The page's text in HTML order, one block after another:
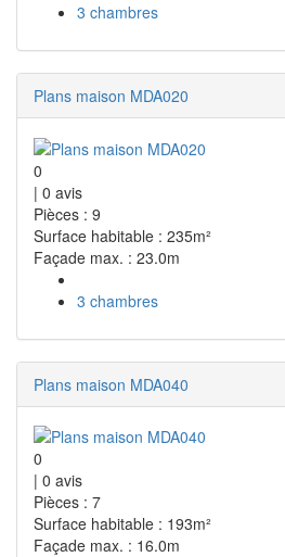
3 chambres
Plans maison MDA020
0
| 0 avis
Pièces : 9
Surface habitable : 235m²
Façade max. : 23.0m
3 chambres
Plans maison MDA040
0
| 0 avis
Pièces : 7
Surface habitable : 193m²
Façade max. : 16.0m